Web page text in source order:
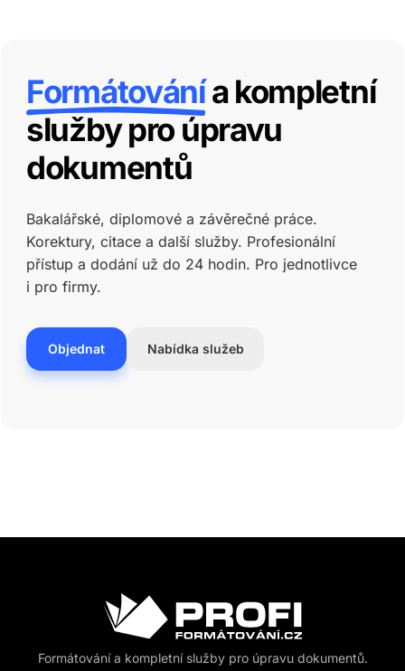
Formátovánía kompletní
služby pro úpravu
dokumentů
Bakalářské, diplomové a závěrečné práce.
Korektury, citace a další služby. Profesionální
přístup a dodání už do 24 hodin. Pro jednotlivce
i pro firmy.
Objednat Nabídka služeb
Formátování a kompletní služby pro úpravu dokumentů.